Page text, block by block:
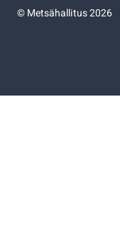
©Metsähallitus 2026